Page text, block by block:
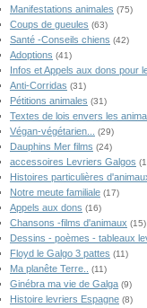
Manifestations animales (75)
Coups de gueules (63)
Santé -Conseils chiens (42)
Adoptions (41)
Infos et Appels aux dons pour
Anti-Corridas (31)
Pétitions animales (31)
Textes de lois envers les
Végan-végétarien... (29)
Dauphins Mer films (24)
accessoires Levriers Galgos
Histoires particulières
Notre meute familiale (17)
Appels aux dons (16)
Chansons -films d'animaux (15)
Dessins - poèmes - tableaux
Floyd le Galgo 3 pattes (11)
Ma planête Terre.. (11)
Ginébra ma vie de Galga (9)
Histoire levriers Espagne (8)